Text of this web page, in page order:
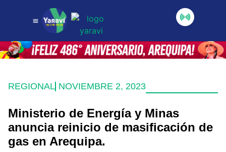
REGIONAL NOVIEMBRE 2, 2023
Ministerio de Energía y Minas
anuncia reinicio de masificación de
gas en Arequipa.